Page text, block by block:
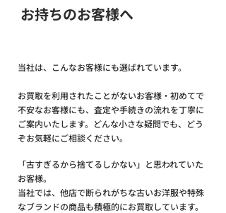
お持ちのお客様へ
当社は、こんなお客様にも選ばれています。
お買取を利用されたことがないお客様・初めてで
不安なお客様にも、査定や手続きの流れを丁寧に
ご案内いたします。どんな小さな疑問でも、どう
ぞお気軽にご相談ください。
「古すぎるから捨てるしかない」と思われていた
お客様。
当社では、他店で断られがちな古いお洋服や特殊
なブランドの商品も積極的にお買取しています。